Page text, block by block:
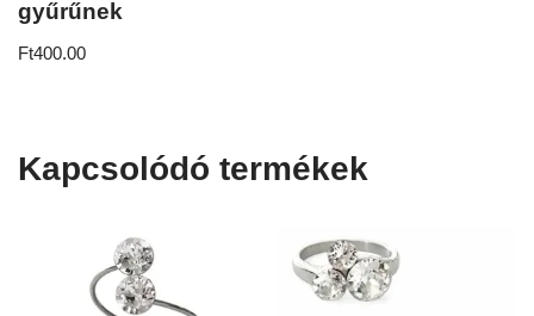
gyűrűnek
Ft400.00
Kapcsolódó termékek